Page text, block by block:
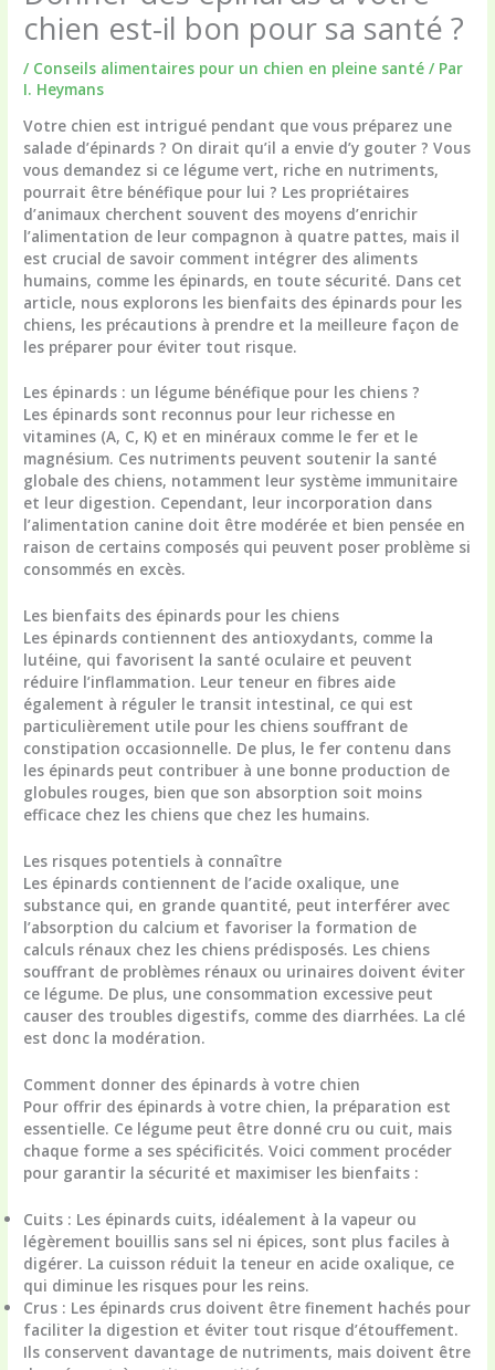
chien est-il bon pour sa santé ?
/ Conseils alimentaires pour un chien en pleine santé / Par
I. Heymans
Votre chien est intrigué pendant que vous préparez une
salade d’épinards ? On dirait qu’il a envie d’y gouter ? Vous
vous demandez si ce légume vert, riche en nutriments,
pourrait être bénéfique pour lui ? Les propriétaires
d’animaux cherchent souvent des moyens d’enrichir
l’alimentation de leur compagnon à quatre pattes, mais il
est crucial de savoir comment intégrer des aliments
humains, comme les épinards, en toute sécurité. Dans cet
article, nous explorons les bienfaits des épinards pour les
chiens, les précautions à prendre et la meilleure façon de
les préparer pour éviter tout risque.
Les épinards : un légume bénéfique pour les chiens ?
Les épinards sont reconnus pour leur richesse en
vitamines (A, C, K) et en minéraux comme le fer et le
magnésium. Ces nutriments peuvent soutenir la santé
globale des chiens, notamment leur système immunitaire
et leur digestion. Cependant, leur incorporation dans
l’alimentation canine doit être modérée et bien pensée en
raison de certains composés qui peuvent poser problème si
consommés en excès.
Les bienfaits des épinards pour les chiens
Les épinards contiennent des antioxydants, comme la
lutéine, qui favorisent la santé oculaire et peuvent
réduire l’inflammation. Leur teneur en fibres aide
également à réguler le transit intestinal, ce qui est
particulièrement utile pour les chiens souffrant de
constipation occasionnelle. De plus, le fer contenu dans
les épinards peut contribuer à une bonne production de
globules rouges, bien que son absorption soit moins
efficace chez les chiens que chez les humains.
Les risques potentiels à connaître
Les épinards contiennent de l’acide oxalique, une
substance qui, en grande quantité, peut interférer avec
l’absorption du calcium et favoriser la formation de
calculs rénaux chez les chiens prédisposés. Les chiens
souffrant de problèmes rénaux ou urinaires doivent éviter
ce légume. De plus, une consommation excessive peut
causer des troubles digestifs, comme des diarrhées. La clé
est donc la modération.
Comment donner des épinards à votre chien
Pour offrir des épinards à votre chien, la préparation est
essentielle. Ce légume peut être donné cru ou cuit, mais
chaque forme a ses spécificités. Voici comment procéder
pour garantir la sécurité et maximiser les bienfaits :
Cuits : Les épinards cuits, idéalement à la vapeur ou
légèrement bouillis sans sel ni épices, sont plus faciles à
digérer. La cuisson réduit la teneur en acide oxalique, ce
qui diminue les risques pour les reins.
Crus : Les épinards crus doivent être finement hachés pour
faciliter la digestion et éviter tout risque d’étouffement.
Ils conservent davantage de nutriments, mais doivent être